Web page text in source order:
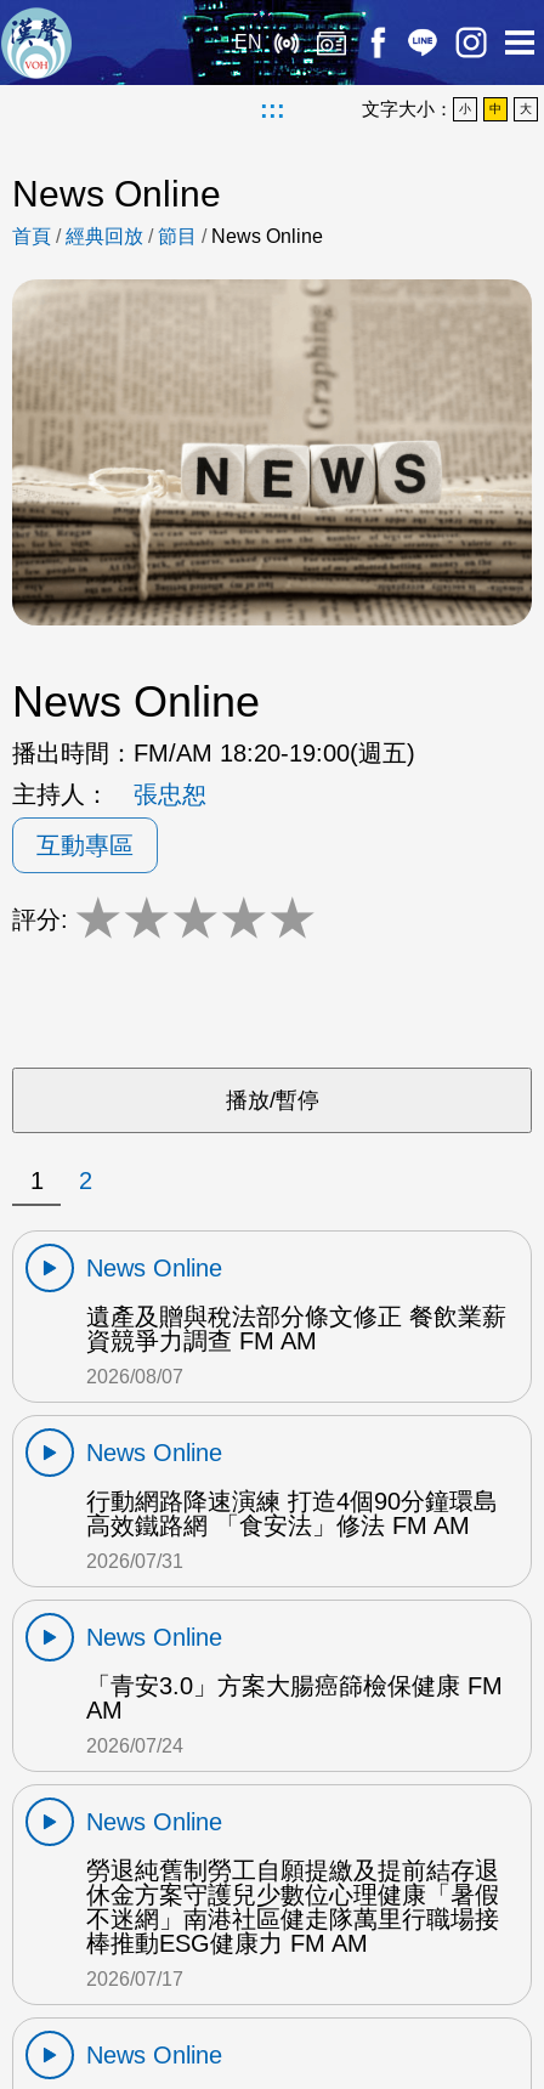
EN
::: 文字大小： 小 中 大
News Online
首頁 /經典回放 /節目 / News Online
News Online
播出時間： FM/AM 18:20-19:00(週五)
主持人：
張忠恕
互動專區
評分: ★★★★★
1 2
News Online
遺產及贈與稅法部分條文修正 餐飲業薪
資競爭力調查 FM AM
2026/08/07
News Online
行動網路降速演練 打造4個90分鐘環島
高效鐵路網 「食安法」修法 FM AM
2026/07/31
News Online
「青安3.0」方案大腸癌篩檢保健康 FM
AM
2026/07/24
News Online
勞退純舊制勞工自願提繳及提前結存退
休金方案守護兒少數位心理健康「暑假
不迷網」南港社區健走隊萬里行職場接
棒推動ESG健康力 FM AM
2026/07/17
News Online